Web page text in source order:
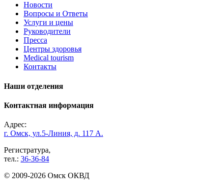
Новости
Вопросы и Ответы
Услуги и цены
Руководители
Пресса
Центры здоровья
Medical tourism
Контакты
Наши отделения
Контактная информация
Адрес:
г. Омск, ул.5-Линия, д. 117 А.
Регистратура,
тел.: 36-36-84
© 2009-2026 Омск ОКВД